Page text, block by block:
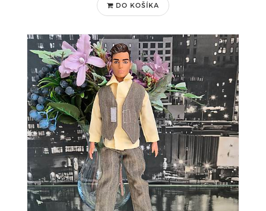
DO KOŠÍKA